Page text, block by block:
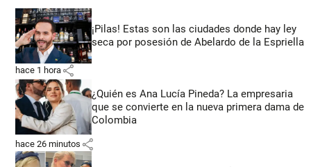
¡Pilas! Estas son las ciudades donde hay ley
seca por posesión de Abelardo de la Espriella
hace 1 hora share
¿Quién es Ana Lucía Pineda? La empresaria
que se convierte en la nueva primera dama de
Colombia
hace 26 minutos share